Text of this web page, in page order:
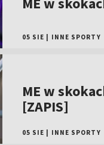
05 SIE INNE SPORTY
ME w
[ZAPIS]
05 SIE INNE SPORTY